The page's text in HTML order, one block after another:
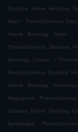
Dostava Hrane Београд
Крст . Poslastičarnica
Hrane Београд Лион
.
Poslastičarnica Dostava
Београд Сењак
.
Poslastičarnica Dostava
Hrane Београд
Коњарник .
Dostava Hrane Београд
Булбулдер
.